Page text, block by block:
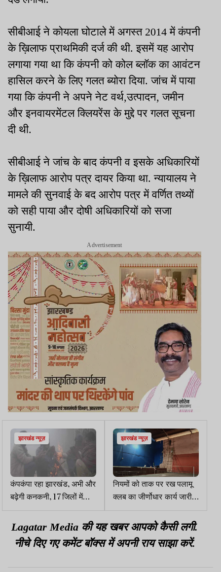
सीबीआई ने कोयला घोटाले में अगस्त 2014 में कंपनी
के ख़िलाफ प्राथमिकी दर्ज की थी. इसमें यह आरोप
लगाया गया था कि कंपनी को कोल ब्लॉक का आवंटन
हासिल करने के लिए गलत ब्योरा दिया. जांच में पाया
गया कि कंपनी ने अपने नेट वर्थ,उत्पादन, जमीन
और इनवायरमेंटल क्लियरेंस के मुद्दे पर गलत सूचना
दी थी.
सीबीआई ने जांच के बाद कंपनी व इसके अधिकारियों
के ख़िलाफ आरोप पत्र दायर किया था. न्यायालय ने
मामले की सुनवाई के बद आरोप पत्र में वर्णित तथ्यों
को सही पाया और दोषी अधिकारियों को सजा
सुनायी.
Advertisement
झारखंड न्यूज़
कंपकंपा रहा झारखंड, अभी और
बढ़ेगी कनकनी, 17 जिलों में
शीतलहर का अलर्ट
झारखंड न्यूज़
नियमों को ताक पर रख पलामू
क्लब का जीर्णोधार कार्य जारी,
नगर आयुक्त का आदेश बेअसर
Lagatar Media की यह खबर आपको कैसी लगी.
नीचे दिए गए कमेंट बॉक्स में अपनी राय साझा करें.